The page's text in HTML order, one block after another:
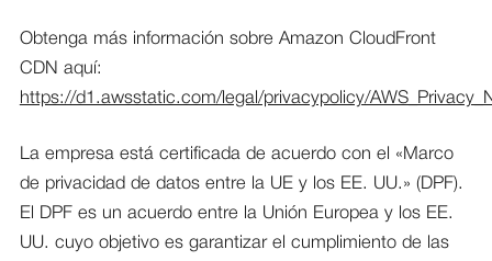
Obtenga más información sobre Amazon CloudFront
CDN aquí:
https://d1.awsstatic.com/legal/privacypolicy/
La empresa está certificada de acuerdo con el «Marco
de privacidad de datos entre la UE y los EE. UU.» (DPF).
El DPF es un acuerdo entre la Unión Europea y los EE.
UU. cuyo objetivo es garantizar el cumplimiento de las